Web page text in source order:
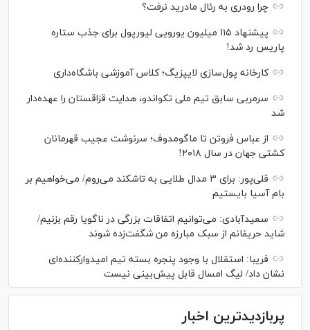
چرا رودری به رئال مادرید نرفت؟
پیشنهاد ۱۱۵ میلیون یورویی لیورپول برای جذب ستاره
پاریس رد شد!
کارخانه پول‌سازی لایپزیگ؛ کلاس آموزشی باشگاه‌داری
سرمربی سابق تیم ملی تکواندو، هدایت قزاقستان را عهده‌دار
شد
از عباس فروتن تا ماگومدوف؛ سرنوشت عجیب قهرمانان
کشتی جهان در سال ۲۰۱۸!
قلی‌پور: برای ۳ مدال طلایی به تاشکند می‌روم/ می‌خواهیم بر
بام آسیا بایستیم
سعیدآبادی: می‌توانیم اتفاقات بزرگی در ناگویا رقم بزنیم/
شاید حریفانم از سبک مبارزه من شگفت‌زده شوند
فریبا: استقلال با وجود پنجره بسته تیم امیدوارکننده‌ای
نشان داد/ لیگ امسال قابل پیش‌بینی نیست
پربازدیدترین اخبار